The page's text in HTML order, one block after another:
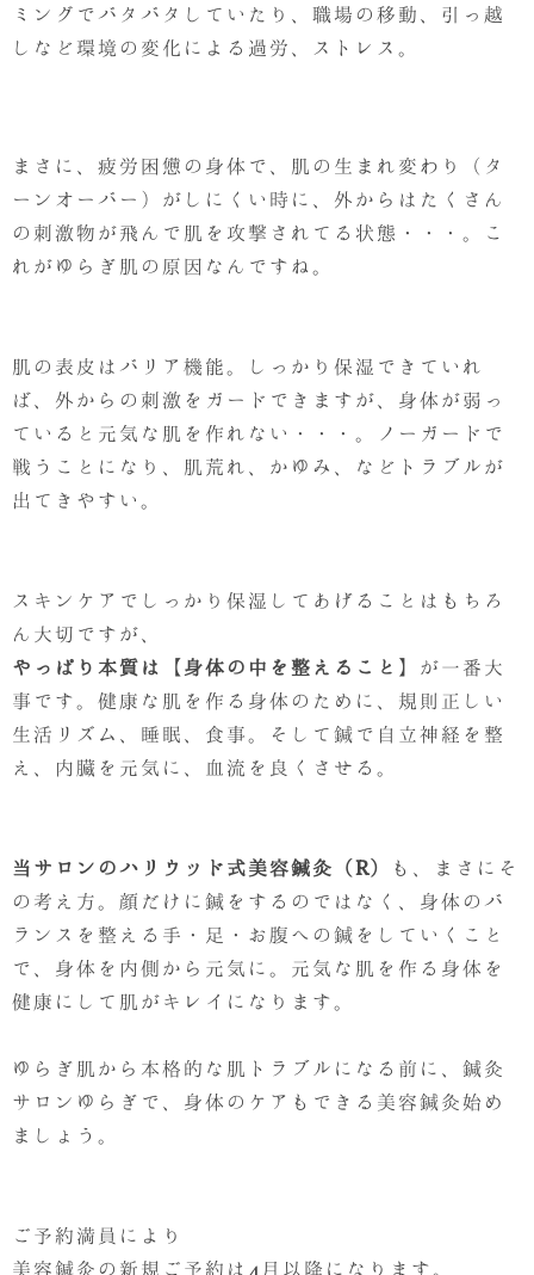
ミングでバタバタしていたり、職場の移動、引っ越
しなど環境の変化による過労、ストレス。
まさに、疲労困憊の身体で、肌の生まれ変わり（タ
ーンオーバー）がしにくい時に、外からはたくさん
の刺激物が飛んで肌を攻撃されてる状態・・・。こ
れがゆらぎ肌の原因なんですね。
肌の表皮はバリア機能。しっかり保湿できていれ
ば、外からの刺激をガードできますが、身体が弱っ
ていると元気な肌を作れない・・・。ノーガードで
戦うことになり、肌荒れ、かゆみ、などトラブルが
出てきやすい。
スキンケアでしっかり保湿してあげることはもちろ
ん大切ですが、
やっぱり本質は【身体の中を整えること】 が一番大
事です。健康な肌を作る身体のために、規則正しい
生活リズム、睡眠、食事。そして鍼で自立神経を整
え、内臓を元気に、血流を良くさせる。
当サロンのハリウッド式美容鍼灸（R） も、まさにそ
の考え方。顔だけに鍼をするのではなく、身体のバ
ランスを整える手・足・お腹への鍼をしていくこと
で、身体を内側から元気に。元気な肌を作る身体を
健康にして肌がキレイになります。
ゆらぎ肌から本格的な肌トラブルになる前に、鍼灸
サロンゆらぎで、身体のケアもできる美容鍼灸始め
ましょう。
ご予約満員により